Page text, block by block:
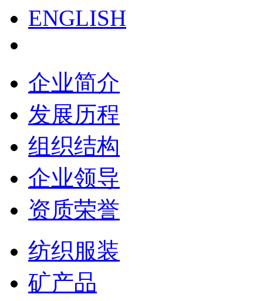
ENGLISH
企业简介
发展历程
组织结构
企业领导
资质荣誉
纺织服装
矿产品